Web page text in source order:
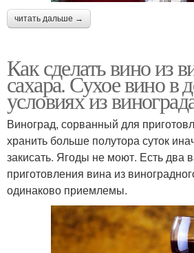
читать дальше →
Как сделать вино из
сахара. Сухое вино в
условиях из
Виноград, сорванный для
хранить больше полутора суток
закисать. Ягоды не моют. Есть два
приготовления вина из
одинаково приемлемы.